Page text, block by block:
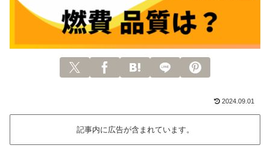
2024.09.01
記事内に広告が含まれています。